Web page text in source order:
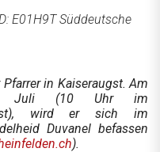
E01H9T Süddeutsche
in Kaiseraugst. Am
Juli (10 Uhr im
wird er sich im
Duvanel befassen
).